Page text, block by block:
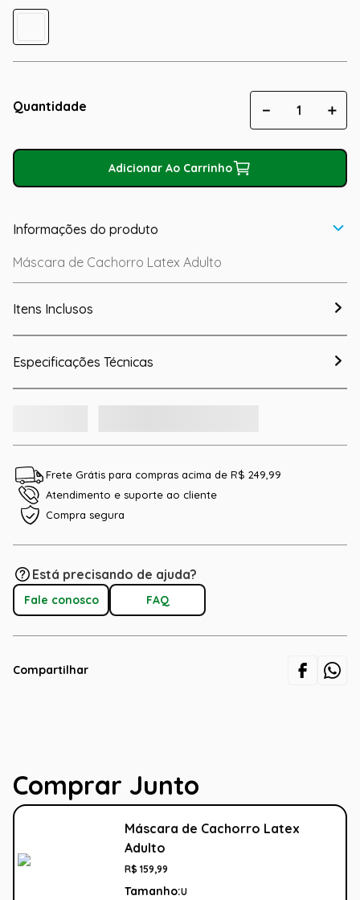
Quantidade ＋
－
Adicionar Ao Carrinho
Informações do produto
Máscara de Cachorro Latex Adulto
Itens Inclusos
Especificações Técnicas
Frete Grátis para compras acima de R$ 249,99
Atendimento e suporte ao cliente
Compra segura
Está precisando de ajuda?
Fale conosco FAQ
Compartilhar
Comprar Junto
Máscara de Cachorro Latex
Adulto
R$ 159,99
Tamanho:U